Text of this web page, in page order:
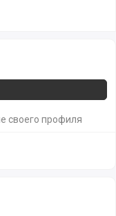
своего профиля